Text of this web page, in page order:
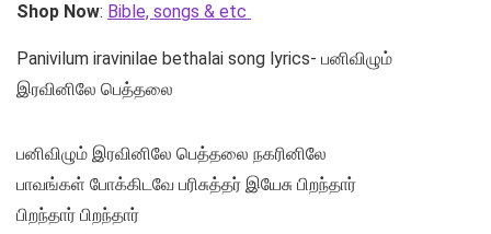
Shop Now: Bible, songs & etc
Panivilum iravinilae bethalai song lyrics- பனிவிழும்
இரவினிலே பெத்தலை
பனிவிழும் இரவினிலே பெத்தலை நகரினிலே
பாவங்கள் போக்கிடவே பரிசுத்தர் இயேசு பிறந்தார்
பிறந்தார் பிறந்தார்